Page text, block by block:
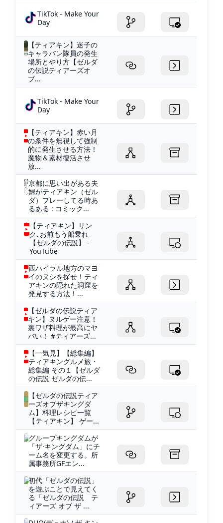
TikTok - Make Your
Day
【ティアキン】迷子の
キャラバン隊員の発生
場所とやり方【ゼルダ
の伝説ティアーズオ
ブ...
TikTok - Make Your
Day
【ティアキン】赤い月
の条件を無視して強制
的に発生させる方法！
魔物＆素材復活させ
放...
京都に思い出がある夫
婦がティアキン（ゼル
ダ）プレーしてる時あ
るある : コミック...
【ティアキン】リン
ク､お前もう船乗れ
【ゼルダの伝説】 -
YouTube
西ハイラル地方のマヨ
イのヌシを探せ！ティ
アキンの隠れた洞窟を
発見する方法！...
【ゼルダの伝説ティア
キン】ヌルゲー注意！
裏ワザ料理が最高にヤ
バい！ #ティアーズ...
【一気見】【総集編】
ティアキングルメ旅・
総集編 その１【ゼルダ
の伝説 ゼルダの伝...
【ゼルダの伝説ティア
ーズオブザキングダ
ム】料理レシピ一覧
【ティアキン】 ゲー...
グループキングダムが
「ザ·キングダム」にチ
ーム名を変更する。所
属事務所GFエン...
初代「ゼルダの伝説」
を遊ぶことで見えてく
る「ゼルダの伝説 テ
ィアーズ オブ ザ ...